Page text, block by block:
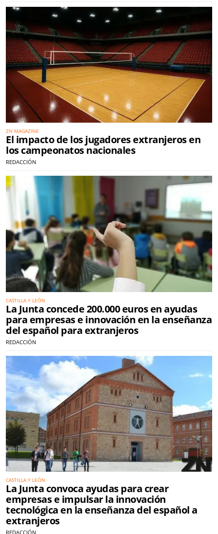
ZN MAGAZINE
El impacto de los jugadores extranjeros en
los campeonatos nacionales
REDACCIÓN
CASTILLA Y LEÓN
La Junta concede 200.000 euros en ayudas
para empresas e innovación en la enseñanza
del español para extranjeros
REDACCIÓN
CASTILLA Y LEÓN
La Junta convoca ayudas para crear
empresas e impulsar la innovación
tecnológica en la enseñanza del español a
extranjeros
REDACCIÓN